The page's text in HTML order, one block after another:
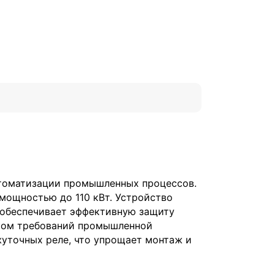
промышленных процессов.
до 110 кВт. Устройство
эффективную защиту
требований промышленной
реле, что упрощает монтаж и